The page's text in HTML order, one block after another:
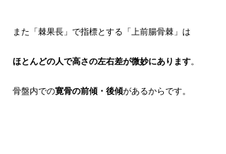
また「棘果長」で指標とする「上前腸骨棘」は
ほとんどの人で高さの左右差が微妙にあります。
骨盤内での寛骨の前傾・後傾があるからです。